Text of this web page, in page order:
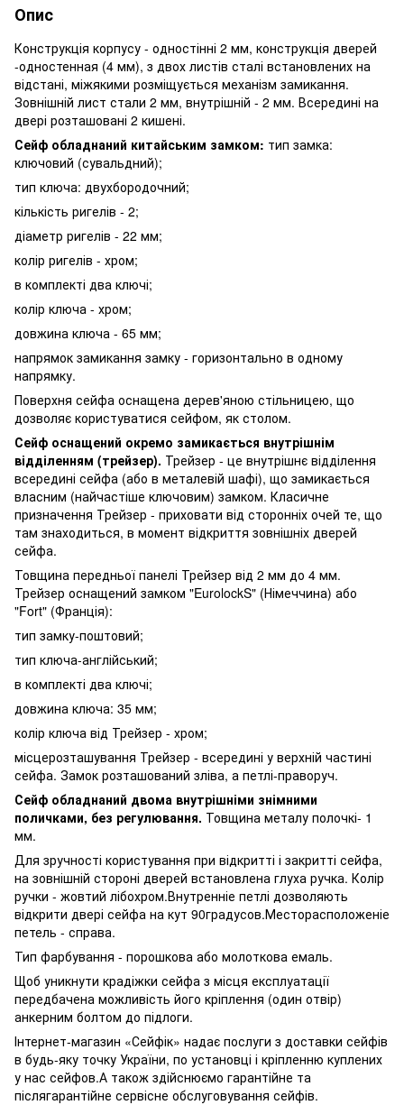
Опис
Конструкція корпусу - одностінні 2 мм, конструкція дверей
-одностенная (4 мм), з двох листів сталі встановлених на
відстані, міжякими розміщується механізм замикання.
Зовнішній лист стали 2 мм, внутрішній - 2 мм. Всередині на
двері розташовані 2 кишені.
Сейф обладнаний китайським замком: тип замка:
ключовий (сувальдний);
тип ключа: двухбородочний;
кількість ригелів - 2;
діаметр ригелів - 22 мм;
колір ригелів - хром;
в комплекті два ключі;
колір ключа - хром;
довжина ключа - 65 мм;
напрямок замикання замку - горизонтально в одному
напрямку.
Поверхня сейфа оснащена дерев'яною стільницею, що
дозволяє користуватися сейфом, як столом.
Сейф оснащений окремо замикається внутрішнім
відділенням (трейзер). Трейзер - це внутрішнє відділення
всередині сейфа (або в металевій шафі), що замикається
власним (найчастіше ключовим) замком. Класичне
призначення Трейзер - приховати від сторонніх очей те, що
там знаходиться, в момент відкриття зовнішніх дверей
сейфа.
Товщина передньої панелі Трейзер від 2 мм до 4 мм.
Трейзер оснащений замком "EurolockS" (Німеччина) або
"Fort" (Франція):
тип замку-поштовий;
тип ключа-англійський;
в комплекті два ключі;
довжина ключа: 35 мм;
колір ключа від Трейзер - хром;
місцерозташування Трейзер - всередині у верхній частині
сейфа. Замок розташований зліва, а петлі-праворуч.
Сейф обладнаний двома внутрішніми знімними
поличками, без регулювання. Товщина металу полочкі- 1
мм.
Для зручності користування при відкритті і закритті сейфа,
на зовнішній стороні дверей встановлена ​​глуха ручка. Колір
ручки - жовтий лібохром.Внутренніе петлі дозволяють
відкрити двері сейфа на кут 90градусов.Месторасположеніе
петель - справа.
Тип фарбування - порошкова або молоткова емаль.
Щоб уникнути крадіжки сейфа з місця експлуатації
передбачена можливість його кріплення (один отвір)
анкерним болтом до підлоги.
Інтернет-магазин «Сейфік» надає послуги з доставки сейфів
в будь-яку точку України, по установці і кріпленню куплених
у нас сейфов.А також здійснюємо гарантійне та
післягарантійне сервісне обслуговування сейфів.